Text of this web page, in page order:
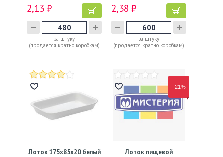
2,13 ₽
за штуку
(продается кратно коробкам)
2,38 ₽
за штуку
(продается кратно коробкам)
Лоток 175х85х20 белый
−21%
Лоток пищевой